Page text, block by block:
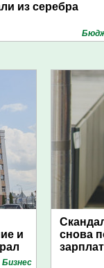
из серебра
и
Бизнес
снова